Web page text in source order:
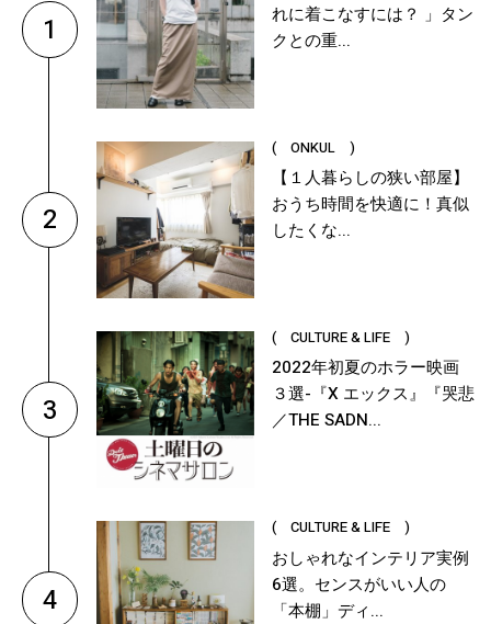
1
れに着こなすには？ 」タン
クとの重...
2
( ONKUL )
【１人暮らしの狭い部屋】
おうち時間を快適に！真似
したくな...
3
( CULTURE & LIFE )
2022年初夏のホラー映画
３選-『X エックス』『哭悲
／THE SADN...
4
( CULTURE & LIFE )
おしゃれなインテリア実例
6選。センスがいい人の
「本棚」ディ...